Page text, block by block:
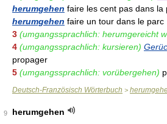
herumgehen faire les cent pas dans la
herumgehen faire un tour dans le parc
3 (umgangssprachlich: herumgereicht
4 (umgangssprachlich: kursieren)
propager
5 (umgangssprachlich: vorübergehen)
Deutsch-Französisch Wörterbuch >
9
herumgehen